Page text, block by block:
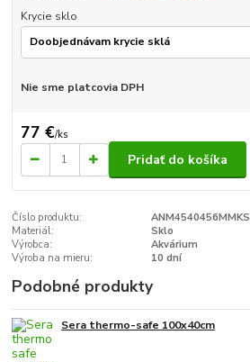
Krycie sklo
Nie sme platcovia DPH
77 €/ks
Pridať do košíka
Číslo produktu:
ANM4540456MMKS
Materiál:
Sklo
Výrobca:
Akvárium
Výroba na mieru:
10 dní
Podobné produkty
Sera thermo-safe 100x40cm